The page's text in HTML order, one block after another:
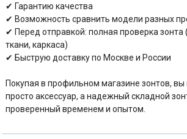
✔ Гарантию качества
✔ Возможность сравнить модели разных
✔ Перед отправкой: полная проверка зонта
ткани, каркаса)
✔ Быструю доставку по Москве и России
Покупая в профильном магазине зонтов, вы
просто аксессуар, а надежный складной
проверенный временем и опытом.